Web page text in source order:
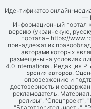
Идентификатор онлайн-
—
Информационный портал
версию (украинскую,
портала – https://
принадлежат их
авторами которых
размещены на условиях
4.0 International. Редакция
зрения авторов.
опровержению и
достоверность и
рекламодатель.
релизы", "Спецпроект",
"Благотворительность",